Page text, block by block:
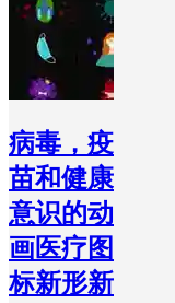
病毒，疫
苗和健康
意识的动
画医疗图
标新形新